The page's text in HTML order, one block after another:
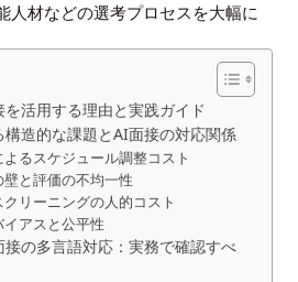
人材などの選考プロセスを大幅に
活用する理由と実践ガイド
造的な課題とAI面接の対応関係
るスケジュール調整コスト
と評価の不均一性
リーニングの人的コスト
アスと公平性
の多言語対応：実務で確認すべ